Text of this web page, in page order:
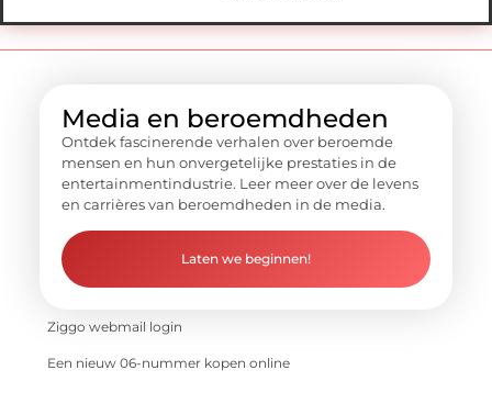
Media en beroemdheden
Ontdek fascinerende verhalen over beroemde
mensen en hun onvergetelijke prestaties in de
entertainmentindustrie. Leer meer over de levens
en carrières van beroemdheden in de media.
Laten we beginnen!
Ziggo webmail login
Een nieuw 06-nummer kopen online